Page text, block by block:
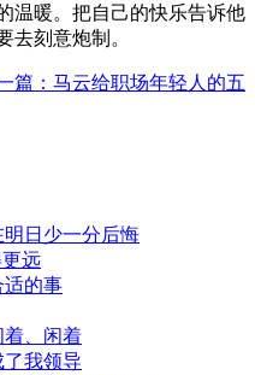
温暖。把自己的快乐告诉他
去刻意炮制。
篇：马云给职场年轻人的五
日少一分后悔
远
适的事
着、闲着
我领导